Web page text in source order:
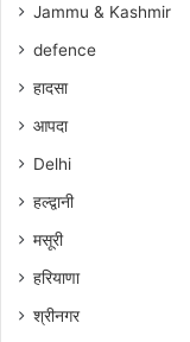
Jammu & Kashmir
defence
हादसा
आपदा
Delhi
हल्द्वानी
मसूरी
हरियाणा
श्रीनगर